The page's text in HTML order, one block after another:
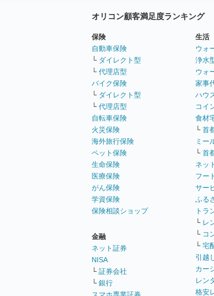
オリコン顧客満足度ランキング
保険
自動車保険
└ ダイレクト型
└ 代理店型
バイク保険
└ ダイレクト型
└ 代理店型
自転車保険
火災保険
海外旅行保険
ペット保険
生命保険
医療保険
がん保険
学資保険
保険相談ショップ
金融
ネット証券
NISA
└ 証券会社
└ 銀行
生活
ウォ
浄水
ウォ
家事
ハウ
コイ
食材
└ 首
ミー
└ 首
ネッ
フー
サー
ふる
トラ
└ レ
└ コ
└ 宅
引越
カー
レン
格安